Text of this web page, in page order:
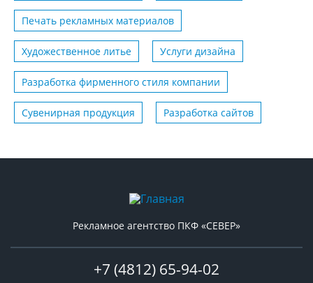
Печать рекламных материалов
Художественное литье Услуги дизайна
Разработка фирменного стиля компании
Сувенирная продукция Разработка сайтов
Рекламное агентство ПКФ «СЕВЕР»
+7 (4812) 65-94-02